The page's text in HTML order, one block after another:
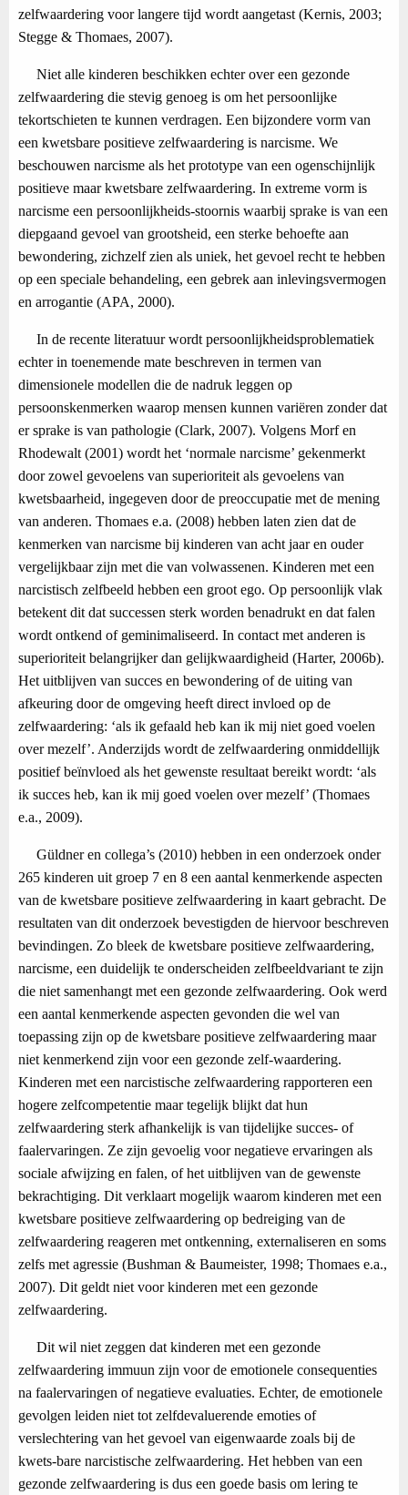
zelfwaardering voor langere tijd wordt aangetast (Kernis, 2003;
Stegge & Thomaes, 2007).
Niet alle kinderen beschikken echter over een gezonde
zelfwaardering die stevig genoeg is om het persoonlijke
tekortschieten te kunnen verdragen. Een bijzondere vorm van
een kwetsbare positieve zelfwaardering is narcisme. We
beschouwen narcisme als het prototype van een ogenschijnlijk
positieve maar kwetsbare zelfwaardering. In extreme vorm is
narcisme een persoonlijkheids-stoornis waarbij sprake is van een
diepgaand gevoel van grootsheid, een sterke behoefte aan
bewondering, zichzelf zien als uniek, het gevoel recht te hebben
op een speciale behandeling, een gebrek aan inlevingsvermogen
en arrogantie (APA, 2000).
In de recente literatuur wordt persoonlijkheidsproblematiek
echter in toenemende mate beschreven in termen van
dimensionele modellen die de nadruk leggen op
persoonskenmerken waarop mensen kunnen variëren zonder dat
er sprake is van pathologie (Clark, 2007). Volgens Morf en
Rhodewalt (2001) wordt het ‘normale narcisme’ gekenmerkt
door zowel gevoelens van superioriteit als gevoelens van
kwetsbaarheid, ingegeven door de preoccupatie met de mening
van anderen. Thomaes e.a. (2008) hebben laten zien dat de
kenmerken van narcisme bij kinderen van acht jaar en ouder
vergelijkbaar zijn met die van volwassenen. Kinderen met een
narcistisch zelfbeeld hebben een groot ego. Op persoonlijk vlak
betekent dit dat successen sterk worden benadrukt en dat falen
wordt ontkend of geminimaliseerd. In contact met anderen is
superioriteit belangrijker dan gelijkwaardigheid (Harter, 2006b).
Het uitblijven van succes en bewondering of de uiting van
afkeuring door de omgeving heeft direct invloed op de
zelfwaardering: ‘als ik gefaald heb kan ik mij niet goed voelen
over mezelf’. Anderzijds wordt de zelfwaardering onmiddellijk
positief beïnvloed als het gewenste resultaat bereikt wordt: ‘als
ik succes heb, kan ik mij goed voelen over mezelf’ (Thomaes
e.a., 2009).
Güldner en collega’s (2010) hebben in een onderzoek onder
265 kinderen uit groep 7 en 8 een aantal kenmerkende aspecten
van de kwetsbare positieve zelfwaardering in kaart gebracht. De
resultaten van dit onderzoek bevestigden de hiervoor beschreven
bevindingen. Zo bleek de kwetsbare positieve zelfwaardering,
narcisme, een duidelijk te onderscheiden zelfbeeldvariant te zijn
die niet samenhangt met een gezonde zelfwaardering. Ook werd
een aantal kenmerkende aspecten gevonden die wel van
toepassing zijn op de kwetsbare positieve zelfwaardering maar
niet kenmerkend zijn voor een gezonde zelf-waardering.
Kinderen met een narcistische zelfwaardering rapporteren een
hogere zelfcompetentie maar tegelijk blijkt dat hun
zelfwaardering sterk afhankelijk is van tijdelijke succes- of
faalervaringen. Ze zijn gevoelig voor negatieve ervaringen als
sociale afwijzing en falen, of het uitblijven van de gewenste
bekrachtiging. Dit verklaart mogelijk waarom kinderen met een
kwetsbare positieve zelfwaardering op bedreiging van de
zelfwaardering reageren met ontkenning, externaliseren en soms
zelfs met agressie (Bushman & Baumeister, 1998; Thomaes e.a.,
2007). Dit geldt niet voor kinderen met een gezonde
zelfwaardering.
Dit wil niet zeggen dat kinderen met een gezonde
zelfwaardering immuun zijn voor de emotionele consequenties
na faalervaringen of negatieve evaluaties. Echter, de emotionele
gevolgen leiden niet tot zelfdevaluerende emoties of
verslechtering van het gevoel van eigenwaarde zoals bij de
kwets-bare narcistische zelfwaardering. Het hebben van een
gezonde zelfwaardering is dus een goede basis om lering te